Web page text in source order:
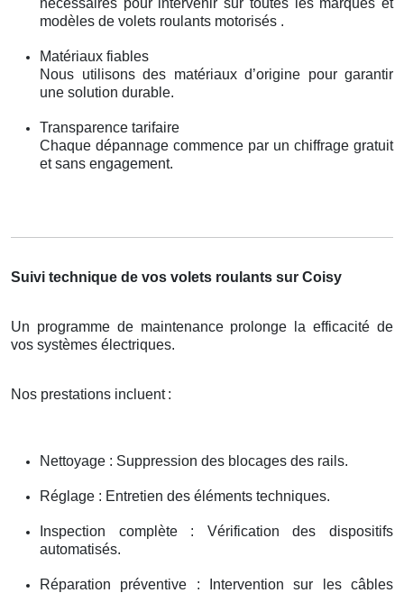
modèles de volets roulants motorisés .
Matériaux fiables
Nous utilisons des matériaux d’origine pour garantir
une solution durable.
Transparence tarifaire
Chaque dépannage commence par un chiffrage gratuit
et sans engagement.
Suivi technique de vos volets roulants sur Coisy
Un programme de maintenance prolonge la efficacité de
vos systèmes électriques.
Nos prestations incluent :
Nettoyage : Suppression des blocages des rails.
Réglage : Entretien des éléments techniques.
Inspection complète : Vérification des dispositifs
automatisés.
Réparation préventive : Intervention sur les câbles